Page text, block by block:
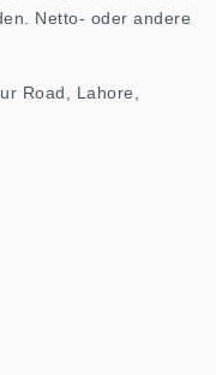
Netto- oder andere
Road, Lahore,